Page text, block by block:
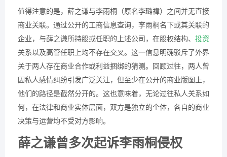
值得注意的是，薛之谦与李雨桐（原名李璐褘）之间并无直接
商业关联。通过公开的工商信息查询，李雨桐名下或其关联的
企业，与薛之谦所持股或任职的上述公司，在股权结构、 投资
关系以及高管任职上均不存在交叉。这一信息明确驳斥了外界
关于两人存在商业合作或利益捆绑的猜测。回顾过往，两人曾
因私人感情纠纷引发广泛关注，但至少在公开的商业版图上，
他们的路径是截然分开的。这也意味着，无论过往私人关系如
何，在法律和商业实体层面，双方是独立的个体，各自的商业
决策与运营均不受对方影响。
薛之谦曾多次起诉李雨桐侵权